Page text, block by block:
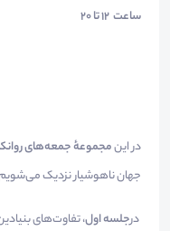
ساعت 12 تا 20
در اینمجموعهٔ جمعه‌های
جهان ناهوشیار نزدیک
درجلسه اول، تفاوت‌های